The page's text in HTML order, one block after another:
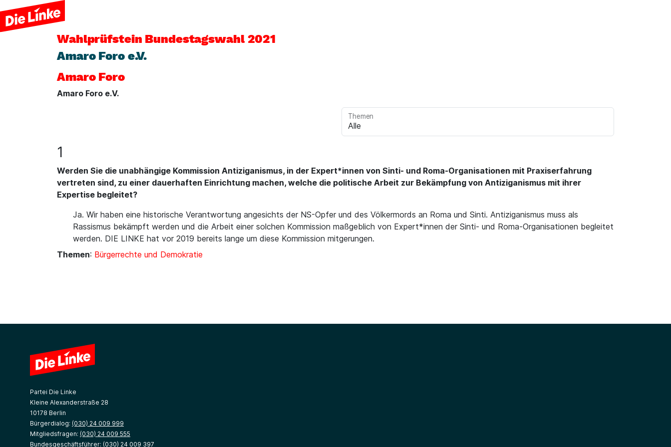
Wahlprüfstein Bundestagswahl 2021
Amaro Foro e.V.
Amaro Foro
Amaro Foro e.V.
Themen
1
Werden Sie die unabhängige Kommission Antiziganismus, in der Expert*innen von Sinti- und Roma-Organisationen mit Praxiserfahrung
vertreten sind, zu einer dauerhaften Einrichtung machen, welche die politische Arbeit zur Bekämpfung von Antiziganismus mit ihrer
Expertise begleitet?
Ja. Wir haben eine historische Verantwortung angesichts der NS-Opfer und des Völkermords an Roma und Sinti. Antiziganismus muss als
Rassismus bekämpft werden und die Arbeit einer solchen Kommission maßgeblich von Expert*innen der Sinti- und Roma-Organisationen begleitet
werden. DIE LINKE hat vor 2019 bereits lange um diese Kommission mitgerungen.
Themen: Bürgerrechte und Demokratie
Partei Die Linke
Kleine Alexanderstraße 28
10178 Berlin
Bürgerdialog: (030) 24 009 999
Mitgliedsfragen: (030) 24 009 555
Bundesgeschäftsführer: (030) 24 009 397